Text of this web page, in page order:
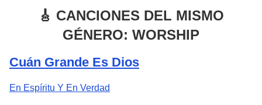
🎸 CANCIONES DEL MISMO
GÉNERO: WORSHIP
Cuán Grande Es Dios
En Espíritu Y En Verdad